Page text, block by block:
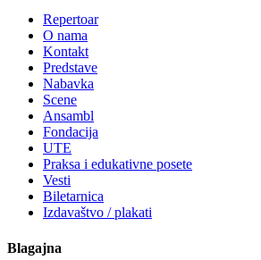
Repertoar
O nama
Kontakt
Predstave
Nabavka
Scene
Ansambl
Fondacija
UTE
Praksa i edukativne posete
Vesti
Biletarnica
Izdavaštvo / plakati
Blagajna